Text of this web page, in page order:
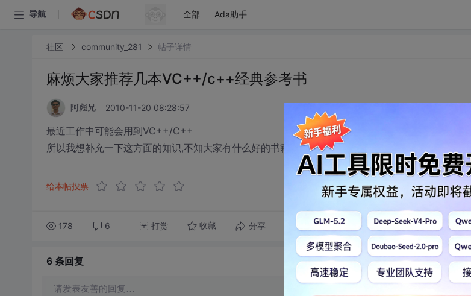
导航 全部 Ada助手
社区 community_281 帖子详情
麻烦大家推荐几本VC++/c++经典参考书
阿彪兄 2010-11-20 08:28:57
最近工作中可能会用到VC++/C++
所以我想补充一下这方面的知识,不知大家有什么好的书籍/教程推荐,谢谢
给本帖投票
178 6 打赏 收藏 分享 转发到动态 举报
6 条回复
请发表友善的回复…